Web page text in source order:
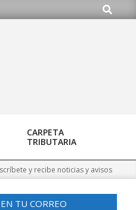
Buscar
CARPETA
TRIBUTARIA
y recibe noticias y avisos
TU CORREO